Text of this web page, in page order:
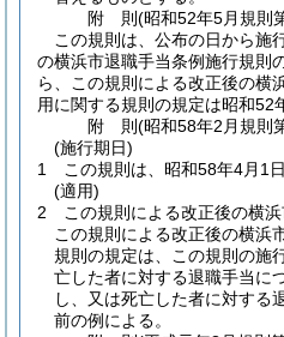
附 則(昭和52年5月規則
この規則は、公布の日から施
の横浜市退職手当条例施行規則
ら、この規則による改正後の横
用に関する規則の規定は昭和52
附 則(昭和58年2月規則
(施行期日)
1
この規則は、昭和58年4月1
(適用)
2
この規則による改正後の横
この規則による改正後の横浜
規則の規定は、この規則の施
亡した者に対する退職手当に
し、又は死亡した者に対する
前の例による。